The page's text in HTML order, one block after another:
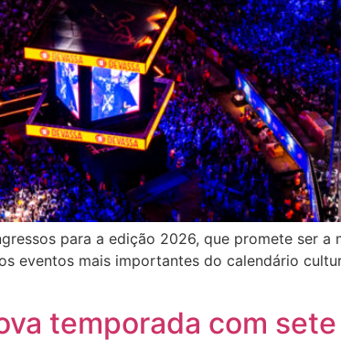
para a edição 2026, que promete ser
eventos mais importantes do calendário
temporada com